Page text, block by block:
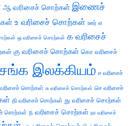
ஆ வரிசைச் சொற்கள் இணைச்
உ வரிசைச் சொற்கள் ஊர் எ
ஒ வரிசைச் சொற்கள் க வரிசைச்
கு வரிசைச் சொற்கள் கொ வரிசைச்
இலக்கியம் ச வரிசைச்
வரிசைச் சொற்கள் சு வரிசைச் சொற்கள் செ வரிசைச்
தி வரிசைச் சொற்கள் து வரிசைச் சொற்கள்
சொற்கள் ந வரிசைச் சொற்கள் நா வரிசைச்